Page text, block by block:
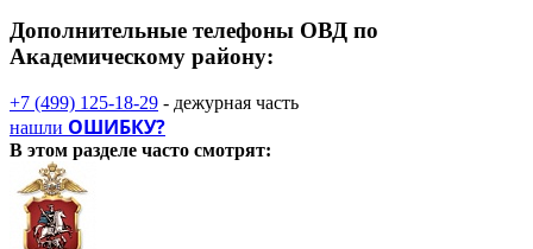
Дополнительные телефоны ОВД по
Академическому району:
+7 (499) 125-18-29 - дежурная часть
нашли ОШИБКУ?
В этом разделе часто смотрят: